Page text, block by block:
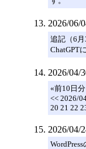
2026/06/
追記（6
ChatGPT
2026/04/
«前10日
<< 2026/
20 21 22
2026/04/